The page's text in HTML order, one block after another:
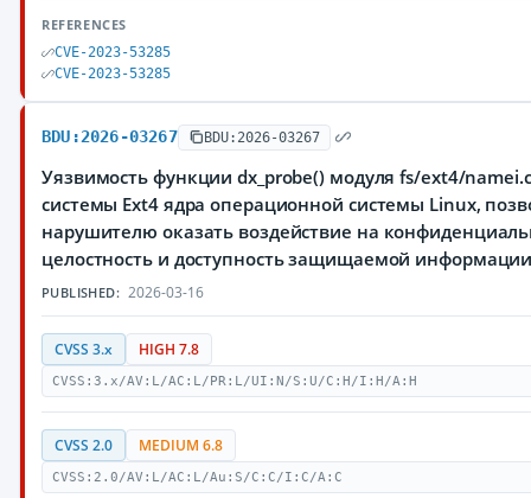
REFERENCES
CVE-2023-53285
CVE-2023-53285
BDU:2026-03267 BDU:2026-03267
Уязвимость функции dx_probe() модуля fs/ext4/
системы Ext4 ядра операционной системы Linux,
нарушителю оказать воздействие на
целостность и доступность защищаемой
PUBLISHED: 2026-03-16
CVSS 3.x HIGH 7.8
CVSS:3.x/AV:L/AC:L/PR:L/UI:N/S:U/C:H/I:H/A:H
CVSS 2.0 MEDIUM 6.8
CVSS:2.0/AV:L/AC:L/Au:S/C:C/I:C/A:C